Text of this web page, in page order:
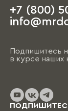
+7 (800)
Подпишитесь
в курсе наших